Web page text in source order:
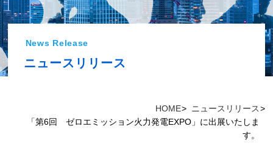
HOME
ニュースリリース
「第6回 ゼロエミッション火力発電EXPO」に出展いたしま
す。
News Release
ニュースリリース